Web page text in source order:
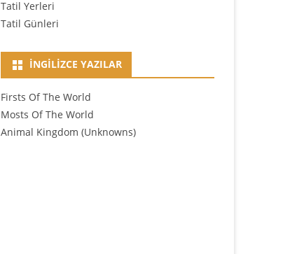
Tatil Yerleri
Tatil Günleri
İNGILIZCE YAZILAR
Firsts Of The World
Mosts Of The World
Animal Kingdom (Unknowns)